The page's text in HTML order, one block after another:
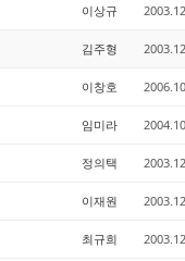
이상규
김주형
이창호
임미라
정의택
이재원
최규희